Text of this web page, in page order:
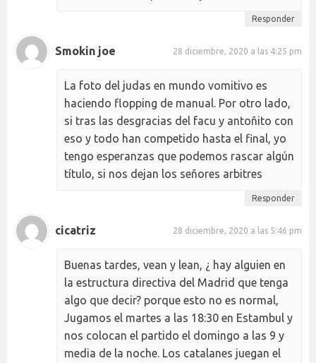
Responder
Smokin joe 28 diciembre, 2020 a las 4:25 pm
La foto del judas en mundo vomitivo es
haciendo flopping de manual. Por otro lado,
si tras las desgracias del facu y antoñito con
eso y todo han competido hasta el final, yo
tengo esperanzas que podemos rascar algún
título, si nos dejan los señores arbitres
Responder
cicatriz 28 diciembre, 2020 a las 5:46 pm
Buenas tardes, vean y lean, ¿ hay alguien en
la estructura directiva del Madrid que tenga
algo que decir? porque esto no es normal,
Jugamos el martes a las 18:30 en Estambul y
nos colocan el partido el domingo a las 9 y
media de la noche. Los catalanes juegan el